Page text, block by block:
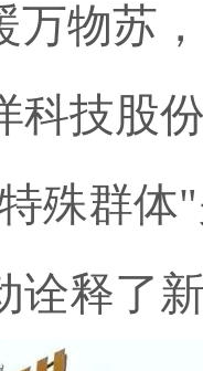
物苏，
科技股
殊群体
诠释了